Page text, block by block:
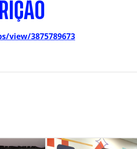
view/3875789673